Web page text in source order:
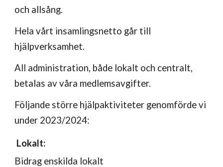
och allsång.
Hela vårt insamlingsnetto går till
hjälpverksamhet.
All administration, både lokalt och centralt,
betalas av våra medlemsavgifter.
Följande större hjälpaktiviteter genomförde vi
under 2023/2024:
Lokalt:
Bidrag enskilda lokalt